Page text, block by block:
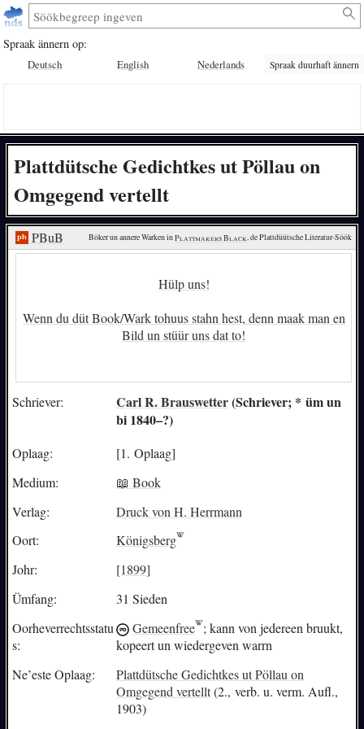
Spraak ännern op:
Deutsch English Nederlands Spraak duurhaft ännern
Plattdütsche Gedichtkes ut Pöllau on
Omgegend vertellt
PBuB Böker un annere Warken in Plattmakers Black, de Plattdüütsche Literatur-Söök
Hülp uns!
Wenn du düt Book/Wark tohuus stahn hest, denn maak man en
Bild un stüür uns dat to!
Schriever: Carl R. Brauswetter(Schriever; * üm un
bi 1840–?)
Oplaag:
[1. Oplaag]
Medium:
📖 Book
Verlag:
Druck von H. Herrmann
Oort:
Königsberg
Johr:
[1899]
Ümfang:
31 Sieden
Oorheverrechtsstatu
s:
Gemeenfree ; kann von jedereen bruukt,
kopeert un wiedergeven warrn
Ne’este Oplaag:
Plattdütsche Gedichtkes ut Pöllau on
Omgegend vertellt(2., verb. u. verm. Aufl.,
1903)